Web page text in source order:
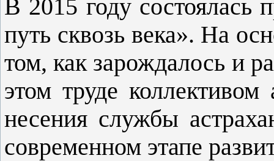
В 2015 году состоялась
путь сквозь века». На
том, как зарождалось и
этом труде
несения службы
современном этапе